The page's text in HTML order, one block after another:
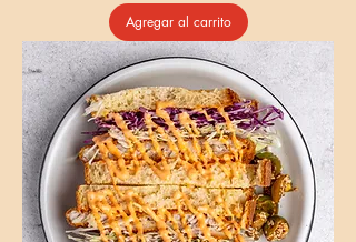
Agregar al carrito